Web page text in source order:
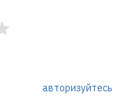
авторизуйтесь